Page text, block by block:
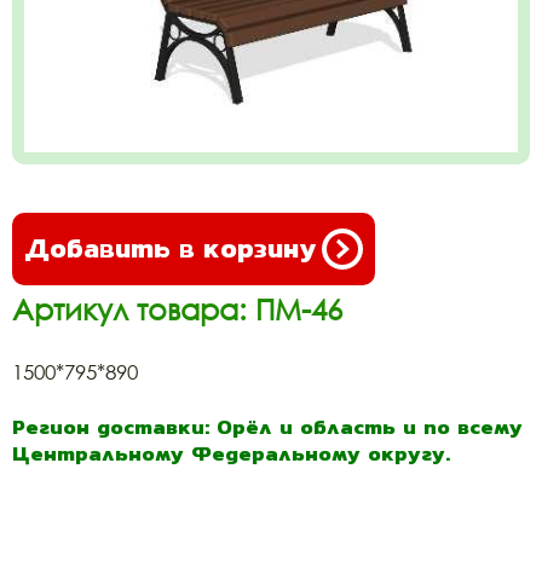
Добавить в корзину
Артикул товара: ПМ-46
1500*795*890
Регион доставки: Орёл и область и по всему
Центральному Федеральному округу.